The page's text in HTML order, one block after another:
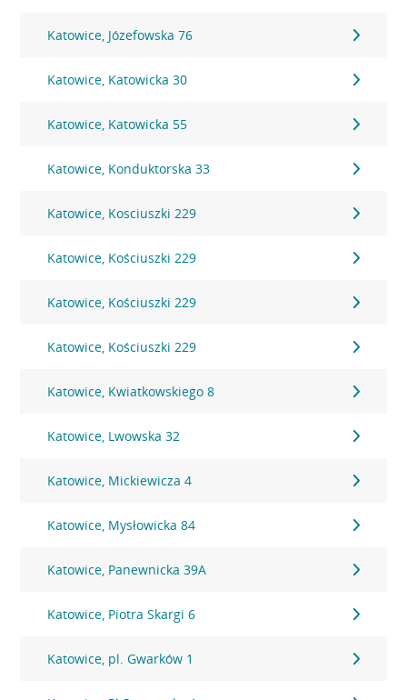
Katowice, Józefowska 76
Katowice, Katowicka 30
Katowice, Katowicka 55
Katowice, Konduktorska 33
Katowice, Kosciuszki 229
Katowice, Kościuszki 229
Katowice, Kościuszki 229
Katowice, Kościuszki 229
Katowice, Kwiatkowskiego 8
Katowice, Lwowska 32
Katowice, Mickiewicza 4
Katowice, Mysłowicka 84
Katowice, Panewnicka 39A
Katowice, Piotra Skargi 6
Katowice, pl. Gwarków 1